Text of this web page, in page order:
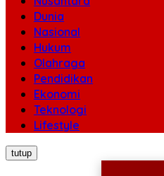
Dunia
Nasional
Hukum
Olahraga
Pendidikan
Ekonomi
Teknologi
Lifestyle
tutup